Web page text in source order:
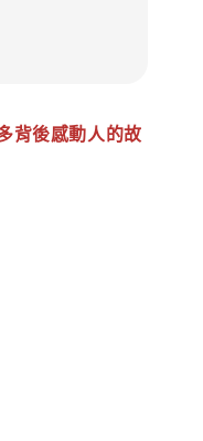
背後感動人的故